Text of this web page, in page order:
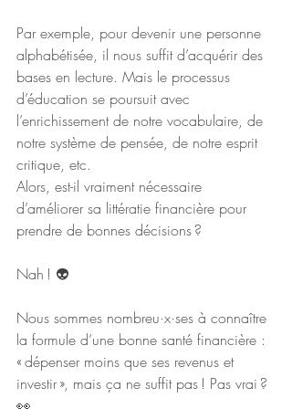
Par exemple, pour devenir une personne
alphabétisée, il nous suffit d’acquérir des
bases en lecture. Mais le processus
d’éducation se poursuit avec
l’enrichissement de notre vocabulaire, de
notre système de pensée, de notre esprit
critique, etc.
Alors, est-il vraiment nécessaire
d’améliorer sa littératie financière pour
prendre de bonnes décisions ?
Nah ! 👽
Nous sommes nombreu·x·ses à connaître
la formule d’une bonne santé financière :
« dépenser moins que ses revenus et
investir », mais ça ne suffit pas ! Pas vrai ?
👀